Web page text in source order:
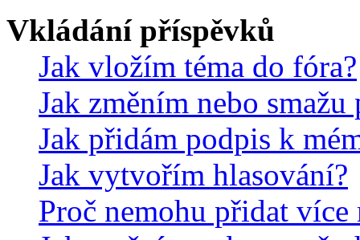
Vkládání příspěvků
Jak vložím téma do fóra?
Jak změním nebo smažu
Jak přidám podpis k
Jak vytvořím hlasování?
Proč nemohu přidat